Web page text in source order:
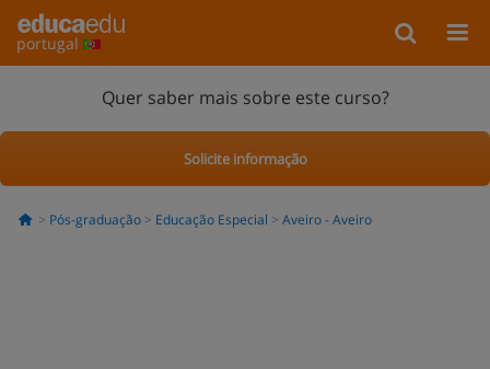
portugal
Quer saber mais sobre este curso?
Solicite informação
Pós-graduação Educação Especial Aveiro - Aveiro